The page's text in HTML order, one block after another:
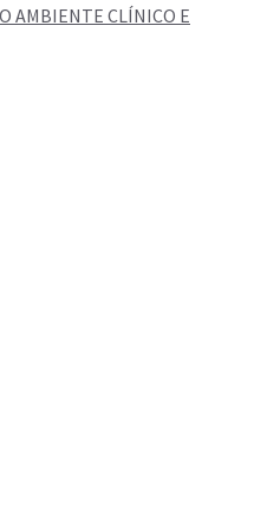
AMBIENTE CLÍNICO E